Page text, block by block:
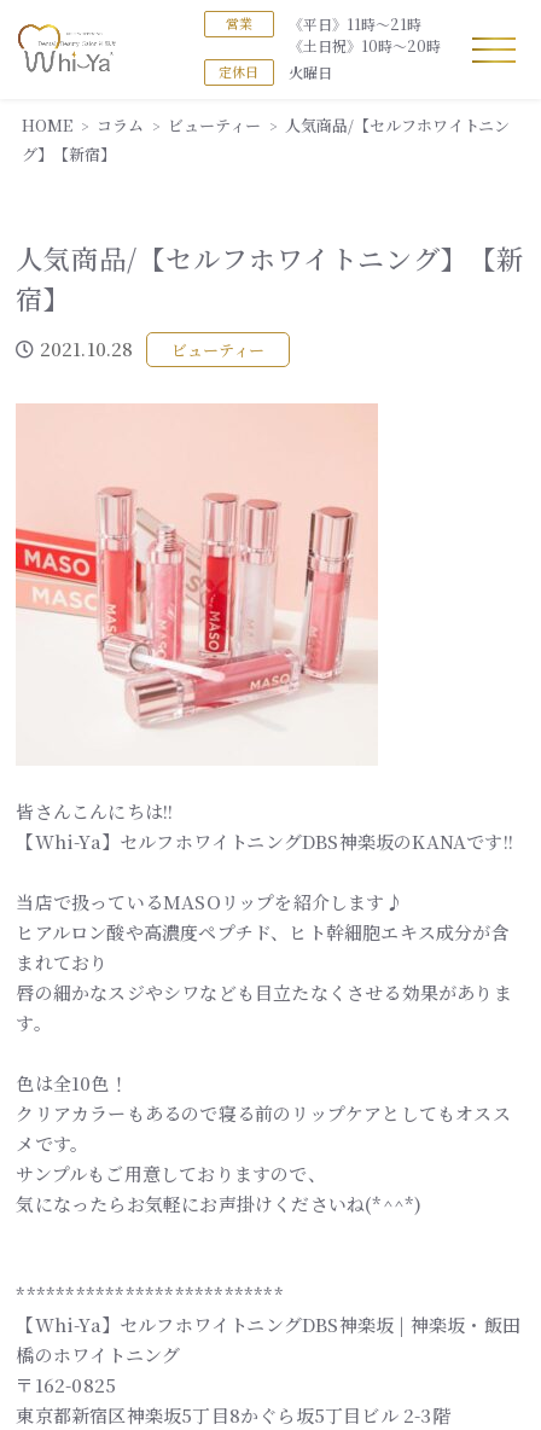
営業
《平日》11時～21時
《土日祝》10時～20時
定休日 火曜日
HOME コラム ビューティー
人気商品/【セルフホワイトニン
グ】【新宿】
人気商品/【セルフホワイトニング】【新
宿】
2021.10.28 ビューティー
皆さんこんにちは!!
【Whi-Ya】セルフホワイトニングDBS神楽坂のKANAです!!
当店で扱っているMASOリップを紹介します♪
ヒアルロン酸や高濃度ペプチド、ヒト幹細胞エキス成分が含
まれており
唇の細かなスジやシワなども目立たなくさせる効果がありま
す。
色は全10色！
クリアカラーもあるので寝る前のリップケアとしてもオスス
メです。
サンプルもご用意しておりますので、
気になったらお気軽にお声掛けくださいね(*^^*)
***************************
【Whi-Ya】セルフホワイトニングDBS神楽坂 | 神楽坂・飯田
橋のホワイトニング
〒162-0825
東京都新宿区神楽坂5丁目8かぐら坂5丁目ビル 2-3階